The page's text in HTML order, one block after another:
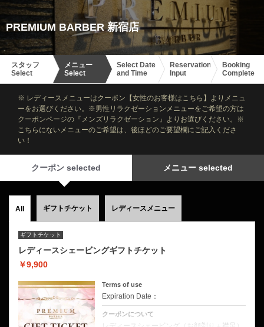
PREMIUM BARBER 新宿店
スタッフ
Select
メニュー
Select
Select Date
and Time
Reservation
Input
Booking
Complete
※ レディースメニューはクーポン【女性のお客様はこちら】よりメニュ
ーをお選びください。※男性リラクゼーションメニューをご希望の方は
クーポンページの『メンズリラクゼーション』よりお選びください。※
こちらにないメニューのご希望は、後ほどのご要望欄にご記入くださ
い！
クーポン selected メニュー selected
All ギフトチケット レディースメニュー
ギフトチケット
レディースシェービングギフトチケット
￥9,900
Terms of use
Expiration Date：
クーポンについて